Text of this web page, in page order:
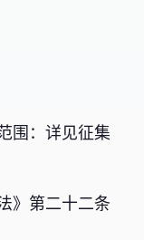
围：详见征集
》第二十二条